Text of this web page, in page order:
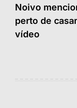
Noivo
perto de
vídeo